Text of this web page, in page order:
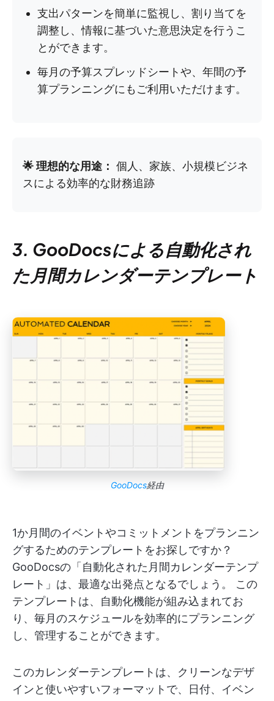
支出パターンを簡単に監視し、割り当てを
調整し、情報に基づいた意思決定を行うこ
とができます。
毎月の予算スプレッドシートや、年間の予
算プランニングにもご利用いただけます。
🌟 理想的な用途： 個人、家族、小規模ビジネ
スによる効率的な財務追跡
3. GooDocsによる自動化され
た月間カレンダーテンプレート
GooDocs経由
1か月間のイベントやコミットメントをプランニン
グするためのテンプレートをお探しですか？
GooDocsの「自動化された月間カレンダーテンプ
レート」は、最適な出発点となるでしょう。 この
テンプレートは、自動化機能が組み込まれてお
り、毎月のスケジュールを効率的にプランニング
し、管理することができます。
このカレンダーテンプレートは、クリーンなデザ
インと使いやすいフォーマットで、日付、イベン